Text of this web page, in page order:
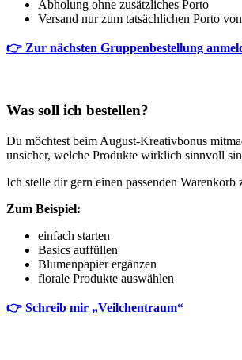
Abholung ohne zusätzliches Porto
Versand nur zum tatsächlichen Porto
👉 Zur nächsten Gruppenbestellung
Was soll ich bestellen?
Du möchtest beim August-Kreativbonus
unsicher, welche Produkte wirklich sinnvoll
Ich stelle dir gern einen passenden Warenkorb
Zum Beispiel:
einfach starten
Basics auffüllen
Blumenpapier ergänzen
florale Produkte auswählen
👉 Schreib mir „Veilchentraum“